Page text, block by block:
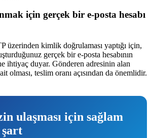
için gerçek bir e-posta hesabı
üzerinden kimlik doğrulaması yaptığı için,
gerçek bir e-posta hesabının
ihtiyaç duyar. Gönderen adresinin alan
olması, teslim oranı açısından da önemlidir.
ulaşması için sağlam